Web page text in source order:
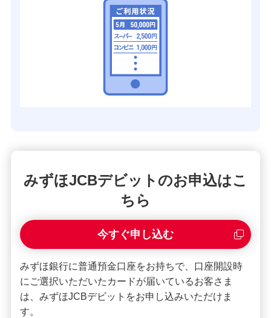
みずほJCBデビットのお申込はこ
ちら
今すぐ申し込む
みずほ銀行に普通預金口座をお持ちで、口座開設時
にご選択いただいたカードが届いているお客さま
は、みずほJCBデビットをお申し込みいただけま
す。